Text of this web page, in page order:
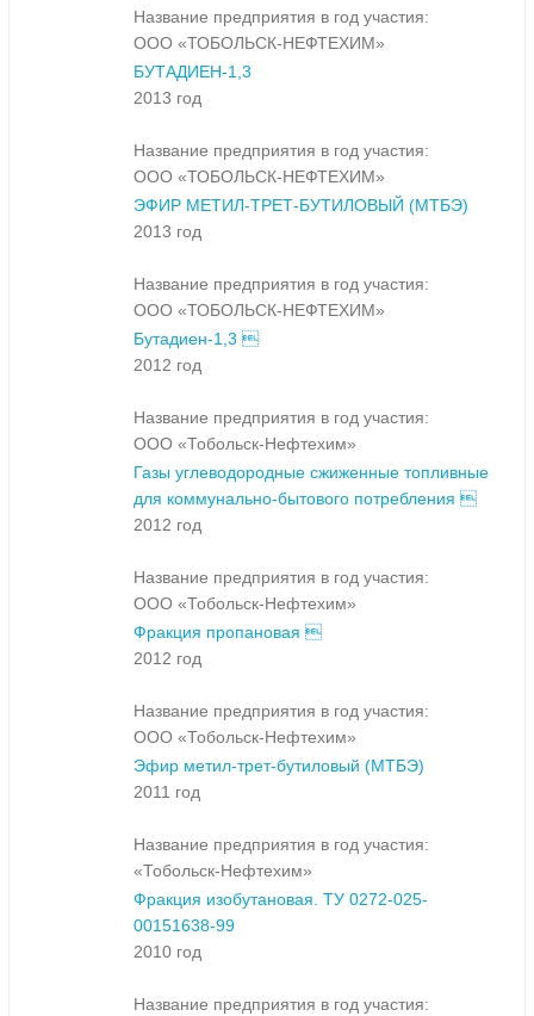
Название предприятия в год участия:
ООО «ТОБОЛЬСК-НЕФТЕХИМ»
БУТАДИЕН-1,3
2013 год
Название предприятия в год участия:
ООО «ТОБОЛЬСК-НЕФТЕХИМ»
ЭФИР МЕТИЛ-ТРЕТ-БУТИЛОВЫЙ (МТБЭ)
2013 год
Название предприятия в год участия:
ООО «ТОБОЛЬСК-НЕФТЕХИМ»
Бутадиен-1,3 
2012 год
Название предприятия в год участия:
ООО «Тобольск-Нефтехим»
Газы углеводородные сжиженные топливные
для коммунально-бытового потребления 
2012 год
Название предприятия в год участия:
ООО «Тобольск-Нефтехим»
Фракция пропановая 
2012 год
Название предприятия в год участия:
ООО «Тобольск-Нефтехим»
Эфир метил-трет-бутиловый (МТБЭ)
2011 год
Название предприятия в год участия:
«Тобольск-Нефтехим»
Фракция изобутановая. ТУ 0272-025-
00151638-99
2010 год
Название предприятия в год участия: